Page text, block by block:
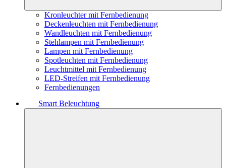
Kronleuchter mit Fernbedienung
Deckenleuchten mit Fernbedienung
Wandleuchten mit Fernbedienung
Stehlampen mit Fernbedienung
Lampen mit Fernbedienung
Spotleuchten mit Fernbedienung
Leuchtmittel mit Fernbedienung
LED-Streifen mit Fernbedienung
Fernbedienungen
Smart Beleuchtung